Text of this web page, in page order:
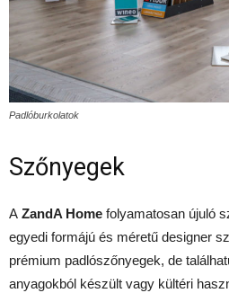
Padlóburkolatok
Szőnyegek
A ZandA Home folyamatosan újuló
egyedi formájú és méretű designer
prémium padlószőnyegek, de
anyagokból készült vagy kültéri